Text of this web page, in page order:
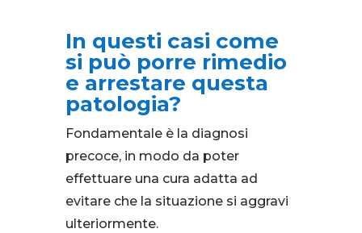
In questi casi come
si può porre rimedio
e arrestare questa
patologia?
Fondamentale è la diagnosi
precoce, in modo da poter
effettuare una cura adatta ad
evitare che la situazione si aggravi
ulteriormente.